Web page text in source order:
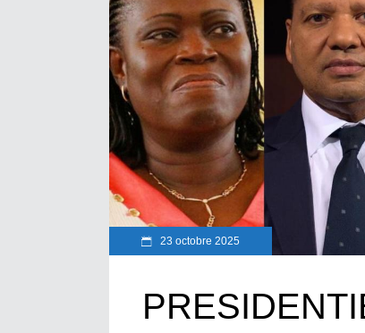
23 octobre 2025